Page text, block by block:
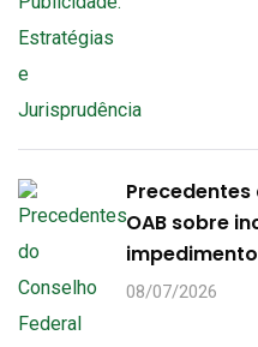
Precedentes
OAB sobre
08/07/2026